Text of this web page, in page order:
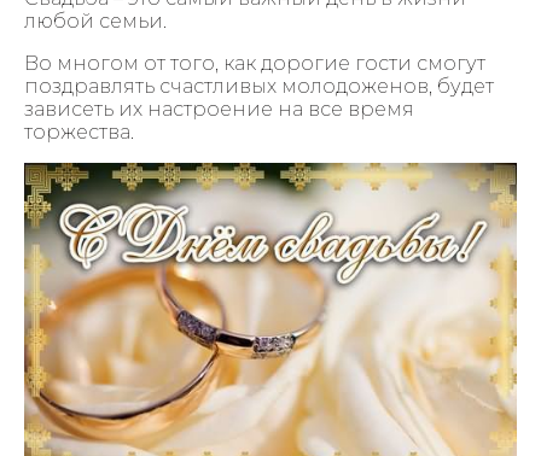
любой семьи.
Во многом от того, как дорогие гости смогут
поздравлять счастливых молодоженов, будет
зависеть их настроение на все время
торжества.